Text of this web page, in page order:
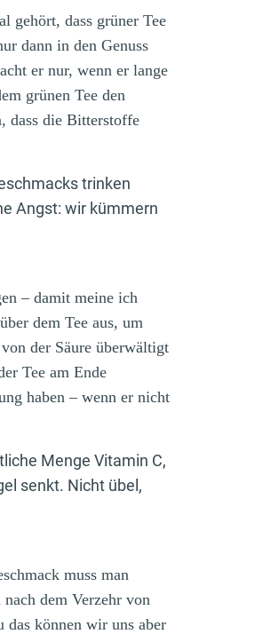
gehört, dass grüner Tee
dann in den Genuss
er nur, wenn er lange
grünen Tee den
dass die Bitterstoffe
trinken
Angst: wir kümmern
– damit meine ich
dem Tee aus, um
der Säure überwältigt
Tee am Ende
haben – wenn er nicht
Menge Vitamin C,
senkt. Nicht übel,
muss man
dem Verzehr von
das können wir uns aber